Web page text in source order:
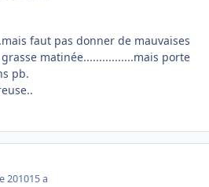
faut pas donner de mauvaises
matinée................mais porte
pb.
201015 a